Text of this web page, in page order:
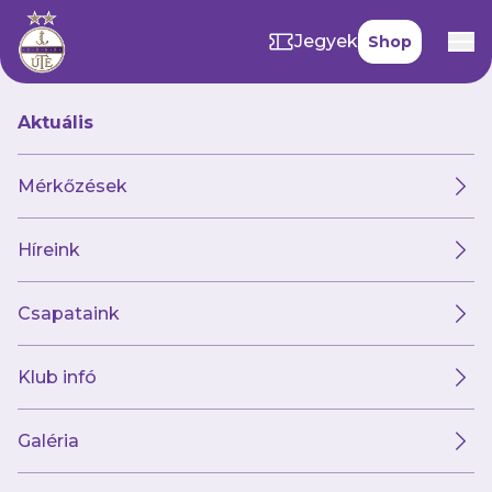
Jegyek Shop
Aktuális
Mérkőzések
Híreink
Csapataink
Klub infó
Galéria
Újpesti kötődésű
kapust igazolt
futsalcsapatunk